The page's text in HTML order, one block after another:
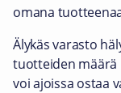
omana
Älykäs varasto
tuotteiden määrä
voi ajoissa ostaa